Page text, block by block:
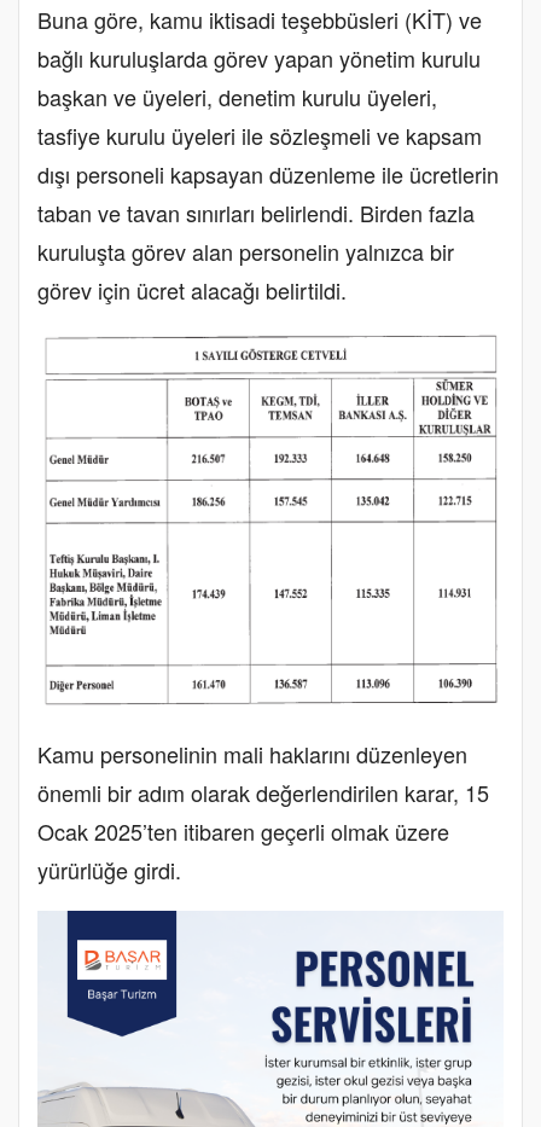
Buna göre, kamu iktisadi teşebbüsleri (KİT) ve
bağlı kuruluşlarda görev yapan yönetim kurulu
başkan ve üyeleri, denetim kurulu üyeleri,
tasfiye kurulu üyeleri ile sözleşmeli ve kapsam
dışı personeli kapsayan düzenleme ile ücretlerin
taban ve tavan sınırları belirlendi. Birden fazla
kuruluşta görev alan personelin yalnızca bir
görev için ücret alacağı belirtildi.
Kamu personelinin mali haklarını düzenleyen
önemli bir adım olarak değerlendirilen karar, 15
Ocak 2025’ten itibaren geçerli olmak üzere
yürürlüğe girdi.